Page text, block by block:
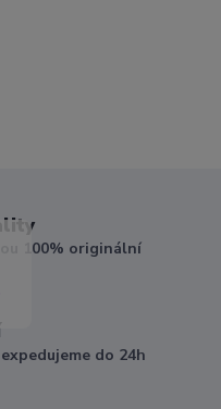
100% originální
do 24h